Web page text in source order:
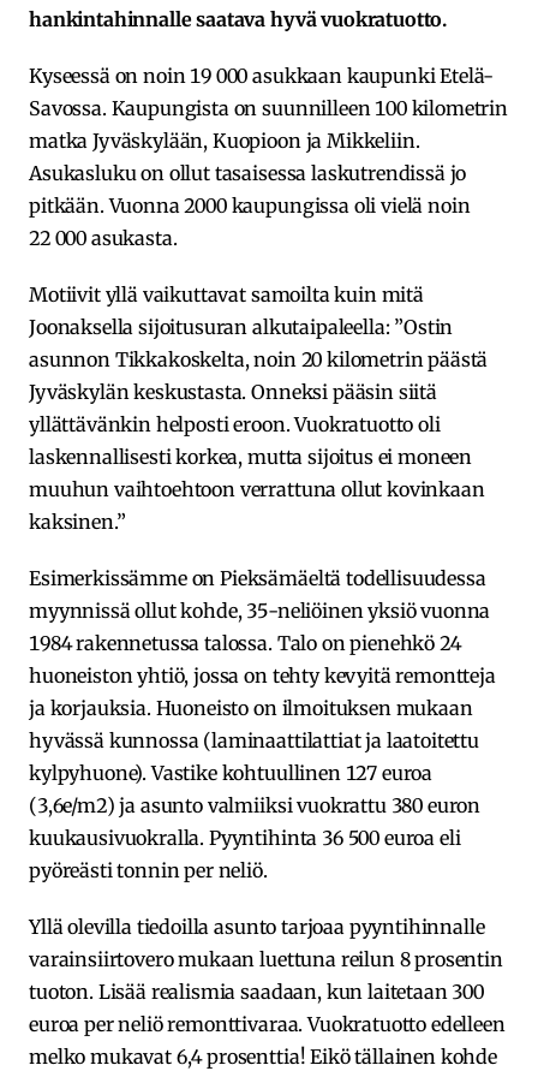
hankintahinnalle saatava hyvä vuokratuotto.
Kyseessä on noin 19 000 asukkaan kaupunki Etelä-
Savossa. Kaupungista on suunnilleen 100 kilometrin
matka Jyväskylään, Kuopioon ja Mikkeliin.
Asukasluku on ollut tasaisessa laskutrendissä jo
pitkään. Vuonna 2000 kaupungissa oli vielä noin
22 000 asukasta.
Motiivit yllä vaikuttavat samoilta kuin mitä
Joonaksella sijoitusuran alkutaipaleella: ”Ostin
asunnon Tikkakoskelta, noin 20 kilometrin päästä
Jyväskylän keskustasta. Onneksi pääsin siitä
yllättävänkin helposti eroon. Vuokratuotto oli
laskennallisesti korkea, mutta sijoitus ei moneen
muuhun vaihtoehtoon verrattuna ollut kovinkaan
kaksinen.”
Esimerkissämme on Pieksämäeltä todellisuudessa
myynnissä ollut kohde, 35-neliöinen yksiö vuonna
1984 rakennetussa talossa. Talo on pienehkö 24
huoneiston yhtiö, jossa on tehty kevyitä remontteja
ja korjauksia. Huoneisto on ilmoituksen mukaan
hyvässä kunnossa (laminaattilattiat ja laatoitettu
kylpyhuone). Vastike kohtuullinen 127 euroa
(3,6e/m2) ja asunto valmiiksi vuokrattu 380 euron
kuukausivuokralla. Pyyntihinta 36 500 euroa eli
pyöreästi tonnin per neliö.
Yllä olevilla tiedoilla asunto tarjoaa pyyntihinnalle
varainsiirtovero mukaan luettuna reilun 8 prosentin
tuoton. Lisää realismia saadaan, kun laitetaan 300
euroa per neliö remonttivaraa. Vuokratuotto edelleen
melko mukavat 6,4 prosenttia! Eikö tällainen kohde